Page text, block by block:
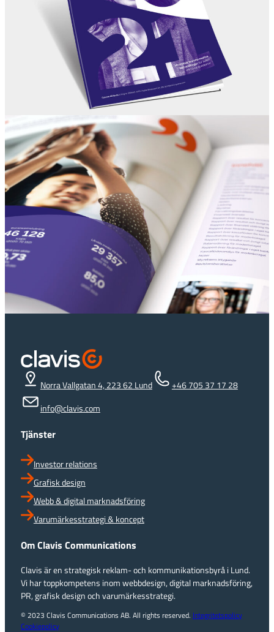
Norra Vallgatan 4, 223 62 Lund
+46 705 37 17 28
info@clavis.com
Tjänster
Investor relations
Grafisk design
Webb & digital marknadsföring
Varumärkesstrategi & koncept
Om Clavis Communications
Clavis är en strategisk reklam- och kommunikationsbyrå i Lund.
Vi har toppkompetens inom webbdesign, digital marknadsföring,
PR, grafisk design och varumärkesstrategi.
© 2023 Clavis Communications AB. All rights reserved. Integritetspolicy
Cookiepolicy